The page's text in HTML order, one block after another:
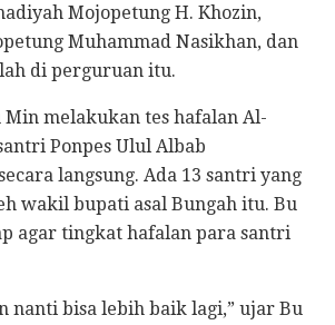
Mojopetung H. Khozin,
Muhammad Nasikhan, dan
di perguruan itu.
Min melakukan tes hafalan Al-
Ponpes Ulul Albab
langsung. Ada 13 santri yang
wakil bupati asal Bungah itu. Bu
agar tingkat hafalan para santri
nanti bisa lebih baik lagi,” ujar Bu